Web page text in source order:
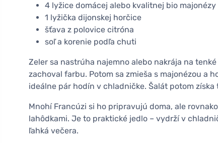
4 lyžice domácej alebo kvalitnej bio majonézy
1 lyžička dijonskej horčice
šťava z polovice citróna
soľ a korenie podľa chuti
Zeler sa nastrúha najemno alebo nakrája na
zachoval farbu. Potom sa zmieša s majonézou a
ideálne pár hodín v chladničke. Šalát potom
Mnohí Francúzi si ho pripravujú doma, ale
lahôdkami. Je to praktické jedlo – vydrží v
ľahká večera.